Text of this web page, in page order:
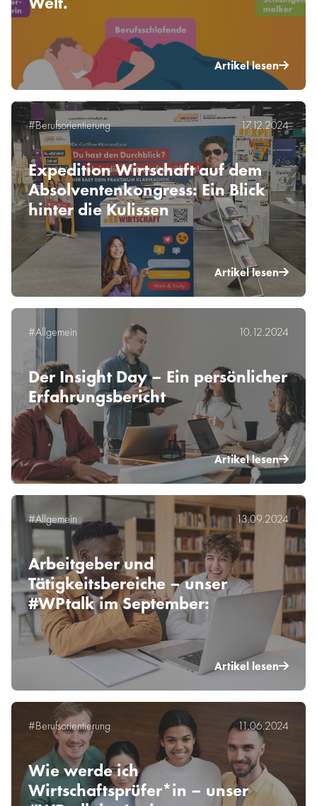
Artikel lesen
#Berufsorientierung 17.12.2024
Expedition Wirtschaft auf dem
Absolventenkongress: Ein Blick
hinter die Kulissen
Artikel lesen
#Allgemein 10.12.2024
Der Insight Day – Ein persönlicher
Erfahrungsbericht
Artikel lesen
#Allgemein 13.09.2024
Arbeitgeber und
Tätigkeitsbereiche – unser
#WPtalk im September:
Artikel lesen
#Berufsorientierung 11.06.2024
Wie werde ich
Wirtschaftsprüfer*in – unser